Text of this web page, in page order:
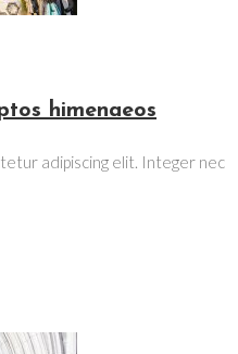
himenaeos
adipiscing elit. Integer nec